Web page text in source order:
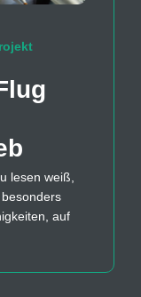
lesen weiß,
auf